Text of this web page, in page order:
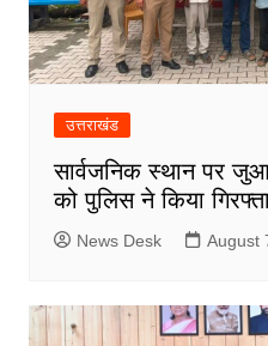
उत्तराखंड
सार्वजनिक स्थान पर
को पुलिस ने किया
News Desk August